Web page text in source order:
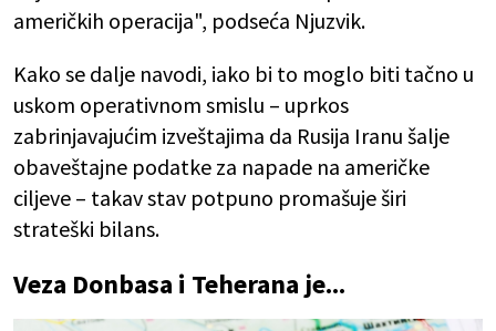
američkih operacija", podseća Njuzvik.
Kako se dalje navodi, iako bi to moglo biti tačno u
uskom operativnom smislu – uprkos
zabrinjavajućim izveštajima da Rusija Iranu šalje
obaveštajne podatke za napade na američke
ciljeve – takav stav potpuno promašuje širi
strateški bilans.
Veza Donbasa i Teherana je...